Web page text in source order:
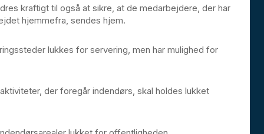
kraftigt til også at sikre, at de medarbejdere, der har
hjemmefra, sendes hjem.
lukkes for servering, men har mulighed for
der foregår indendørs, skal holdes lukket